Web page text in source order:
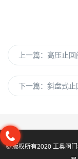
上一篇： 高压止回
下一篇： 斜盘式止
© 版权所有2020 工奥阀门